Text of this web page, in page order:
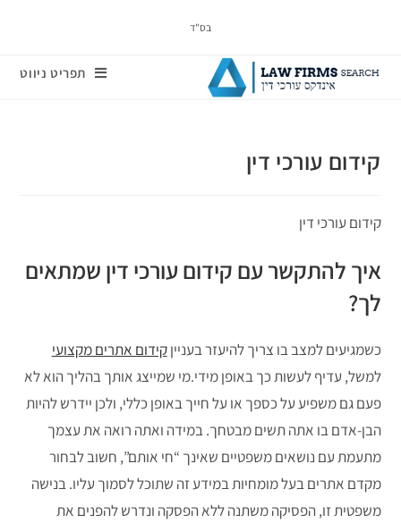
בס"ד
תפריט ניווט
קידום עורכי דין
קידום עורכי דין
איך להתקשר עם קידום עורכי דין שמתאים
לך?
כשמגיעים למצב בו צריך להיעזר בענייןקידום אתרים מקצועי
למשל, עדיף לעשות כך באופן מידי.מי שמייצג אותך בהליך הוא לא
פעם גם משפיע על כספך או על חייך באופן כללי, ולכן יידרש להיות
הבן-אדם בו אתה תשים מבטחך. במידה ואתה רואה את עצמך
מתעמת עם נושאים משפטיים שאינך “חי אותם”, חשוב לבחור
מקדם אתרים בעל מומחיות במידע זה שתוכל לסמוך עליו. בנישה
משפטית זו, הפסיקה משתנה ללא הפסקה ונדרש להפנים את